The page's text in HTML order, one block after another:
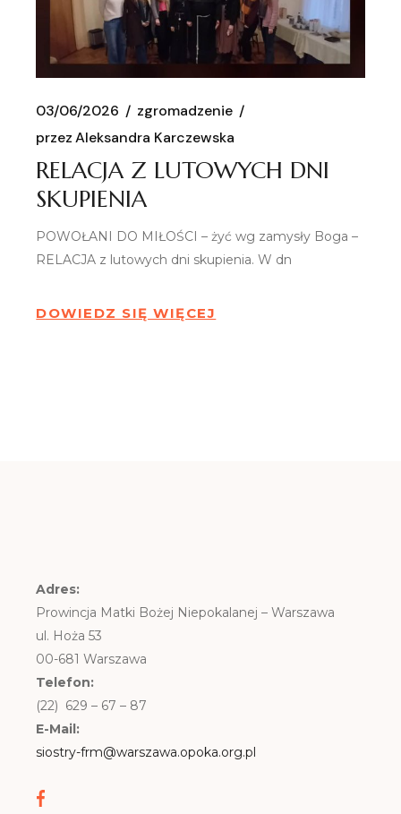
03/06/2026
zgromadzenie
przez Aleksandra Karczewska
RELACJA Z LUTOWYCH DNI
SKUPIENIA
POWOŁANI DO MIŁOŚCI – żyć wg zamysły Boga –
RELACJA z lutowych dni skupienia. W dn
DOWIEDZ SIĘ WIĘCEJ
Adres:
Prowincja Matki Bożej Niepokalanej – Warszawa
ul. Hoża 53
00-681 Warszawa
Telefon:
(22) 629 – 67 – 87
E-Mail:
siostry-frm@warszawa.opoka.org.pl